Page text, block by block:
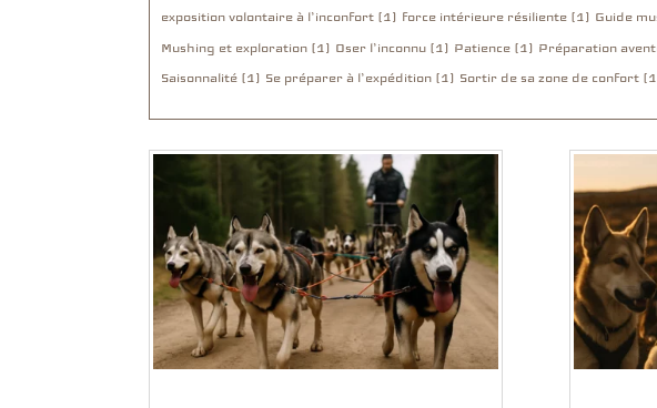
exposition volontaire à l’inconfort (1) force intérieure résiliente (1) Guide
Mushing et exploration (1) Oser l’inconnu (1) Patience (1) Préparation
Saisonnalité (1) Se préparer à l’expédition (1) Sortir de sa zone de confort